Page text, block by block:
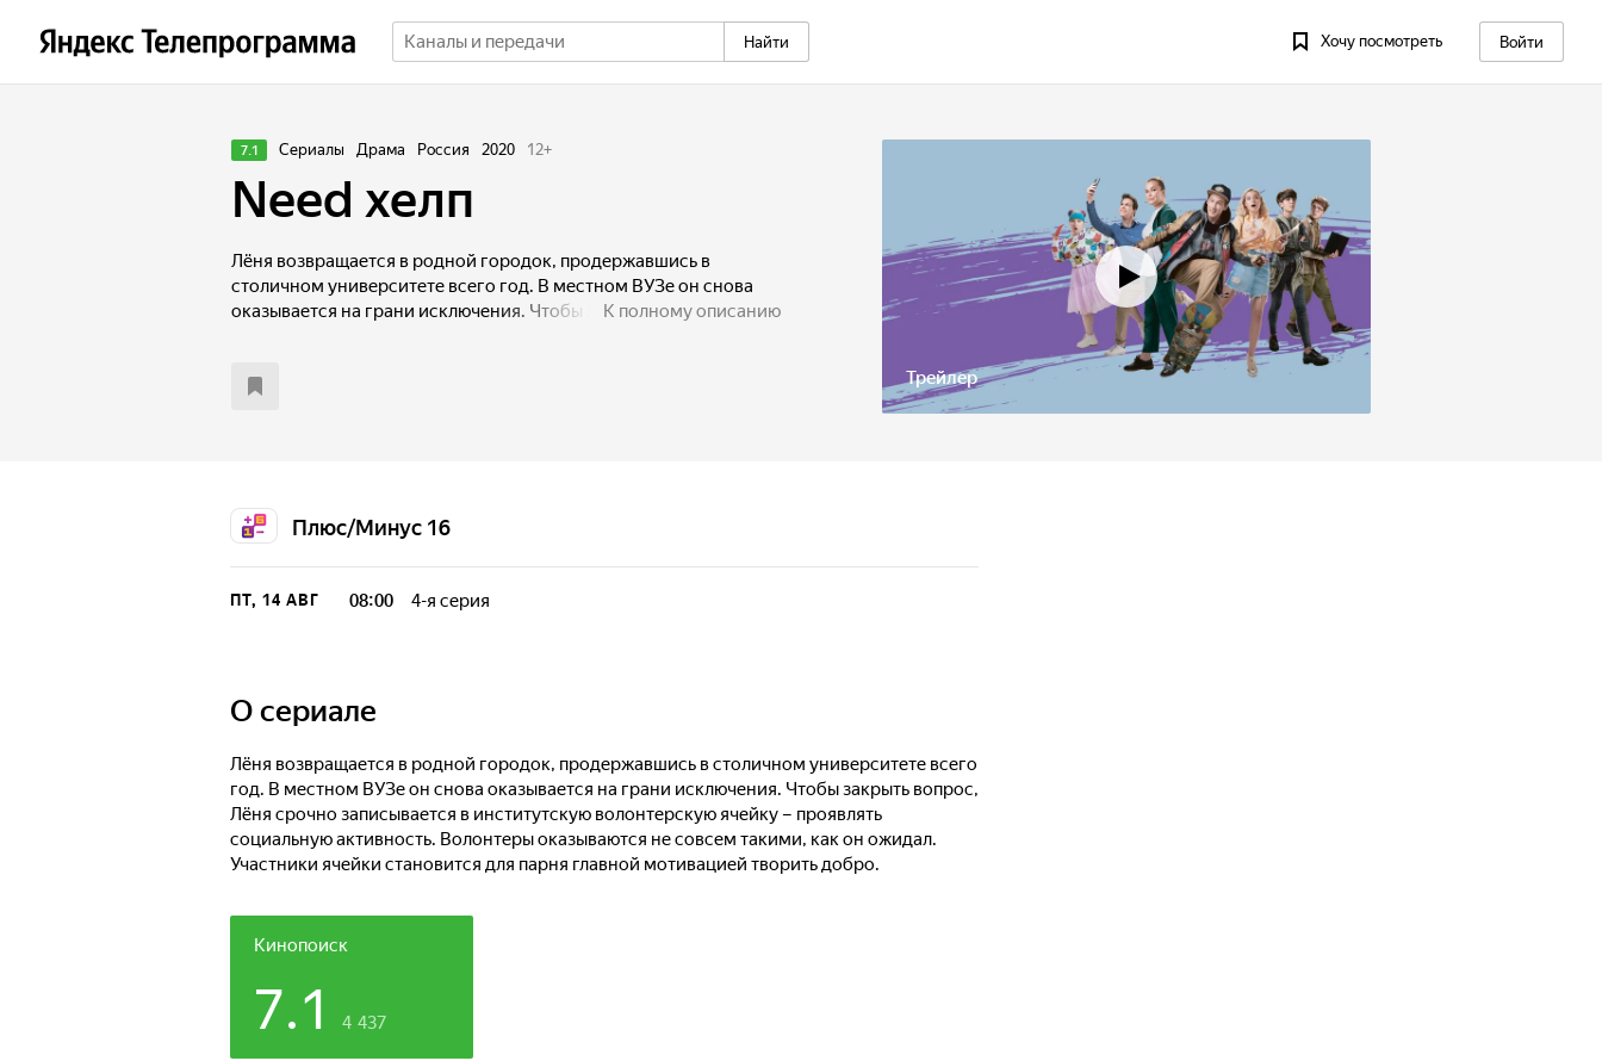
Найти Хочу посмотреть Войти
Трейлер
7.1 Сериалы Драма Россия 2020 12+
Need хелп
Лёня возвращается в родной городок, продержавшись в
столичном университете всего год. В местном ВУЗе он снова
оказывается на грани исключения. Чтобы закрыть вопрос, Лёня
совсем такими, как он ожидал. Участники ячейки становится
К полному описанию
Плюс/Минус 16
ПТ, 14 АВГ 08:00 4-я серия
O сериале
Лёня возвращается в родной городок, продержавшись в столичном университете всего
год. В местном ВУЗе он снова оказывается на грани исключения. Чтобы закрыть вопрос,
Лёня срочно записывается в институтскую волонтерскую ячейку – проявлять
социальную активность. Волонтеры оказываются не совсем такими, как он ожидал.
Участники ячейки становится для парня главной мотивацией творить добро.
Кинопоиск
7.1 4 437